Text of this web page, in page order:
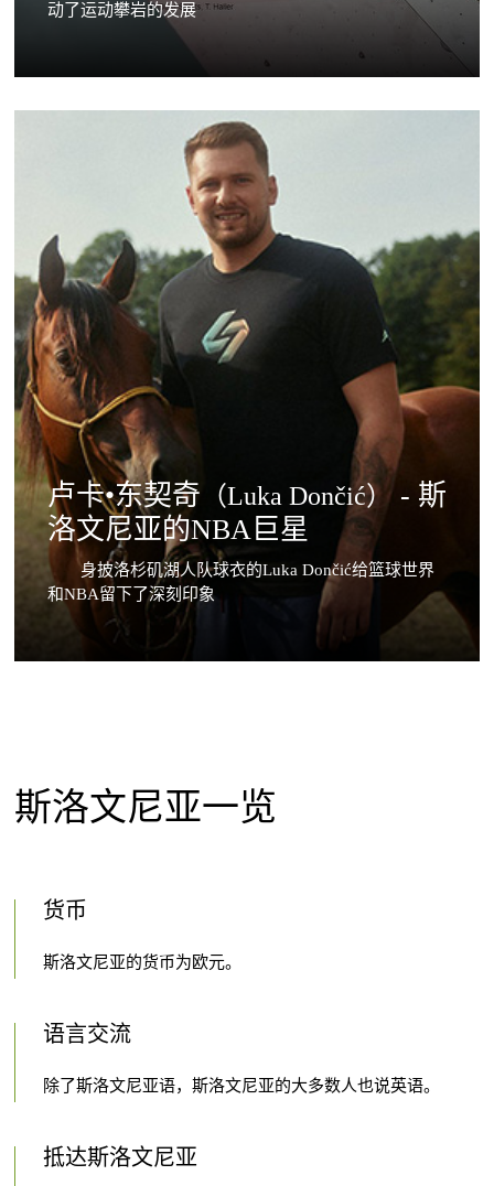
动了运动攀岩的发展
卢卡•东契奇 （Luka Dončić）- 斯
洛文尼亚的NBA巨星
身披洛杉矶湖人队球衣的Luka Dončić给篮球世界
和NBA留下了深刻印象
斯洛文尼亚一览
货币
斯洛文尼亚的货币为欧元。
语言交流
除了斯洛文尼亚语，斯洛文尼亚的大多数人也说英语。
抵达斯洛文尼亚